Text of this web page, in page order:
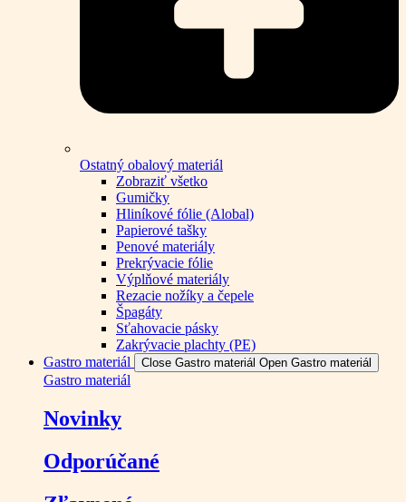
Ostatný obalový materiál
Zobraziť všetko
Gumičky
Hliníkové fólie (Alobal)
Papierové tašky
Penové materiály
Prekrývacie fólie
Výplňové materiály
Rezacie nožíky a čepele
Špagáty
Sťahovacie pásky
Zakrývacie plachty (PE)
Gastro materiál
Close Gastro materiál Open Gastro materiál
Gastro materiál
Novinky
Odporúčané